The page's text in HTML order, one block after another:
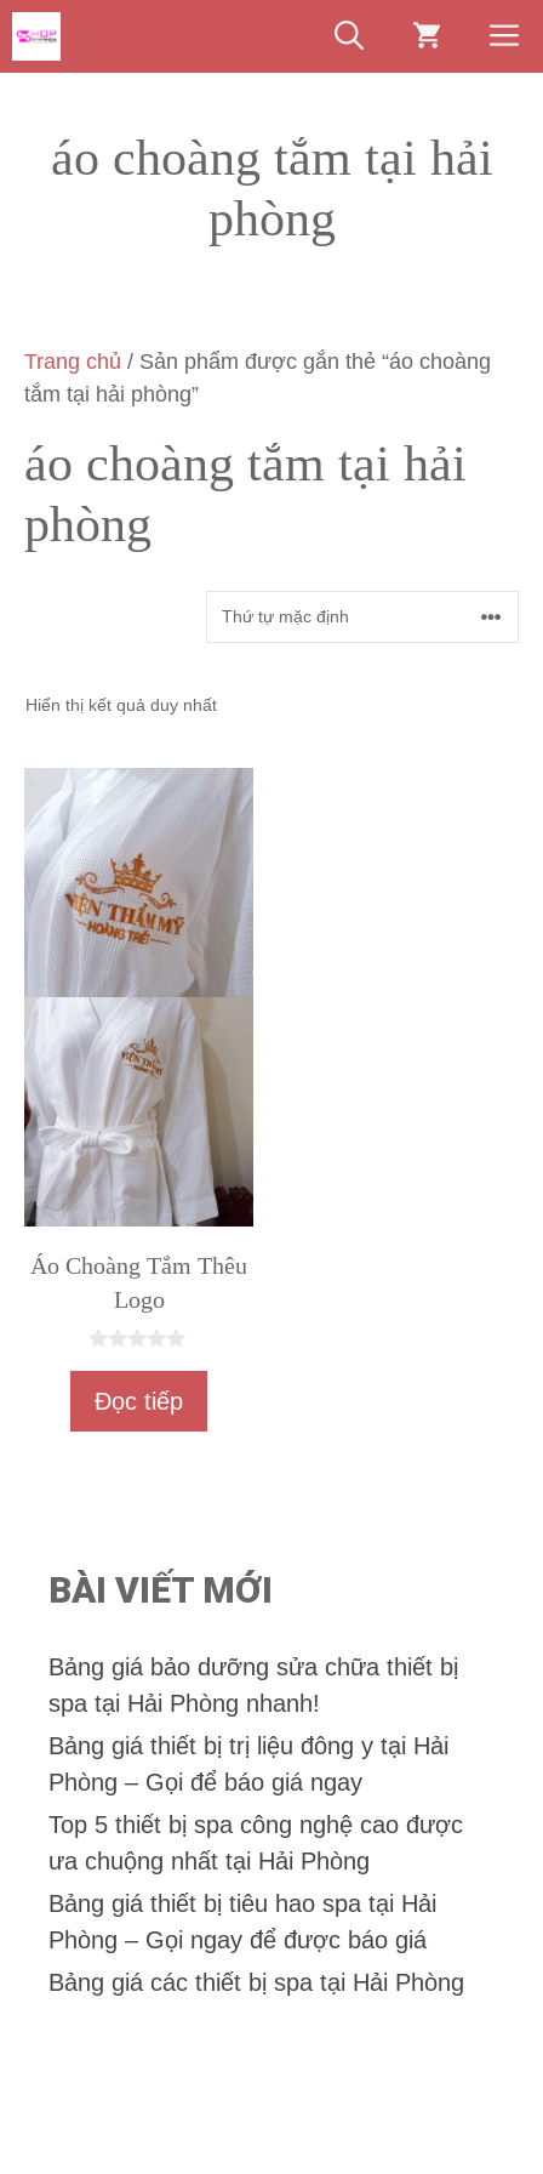
Chuyển
đến
nội
áo choàng tắm tại hải
phòng
Trang chủ / Sản phẩm được gắn thẻ “áo choàng
tắm tại hải phòng”
áo choàng tắm tại hải
phòng
Hiển thị kết quả duy nhất
Áo Choàng Tắm Thêu
Logo
gĐọc tiếp
BÀI VIẾT MỚI
Bảng giá bảo dưỡng sửa chữa thiết bị
spa tại Hải Phòng nhanh!
Bảng giá thiết bị trị liệu đông y tại Hải
Phòng – Gọi để báo giá ngay
Top 5 thiết bị spa công nghệ cao được
ưa chuộng nhất tại Hải Phòng
Bảng giá thiết bị tiêu hao spa tại Hải
Phòng – Gọi ngay để được báo giá
Bảng giá các thiết bị spa tại Hải Phòng